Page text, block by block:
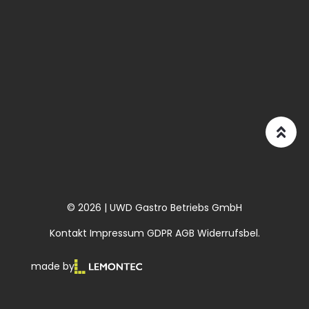
© 2026 | UWD Gastro Betriebs GmbH
Kontakt Impressum GDPR AGB Widerrufsbel.
made by